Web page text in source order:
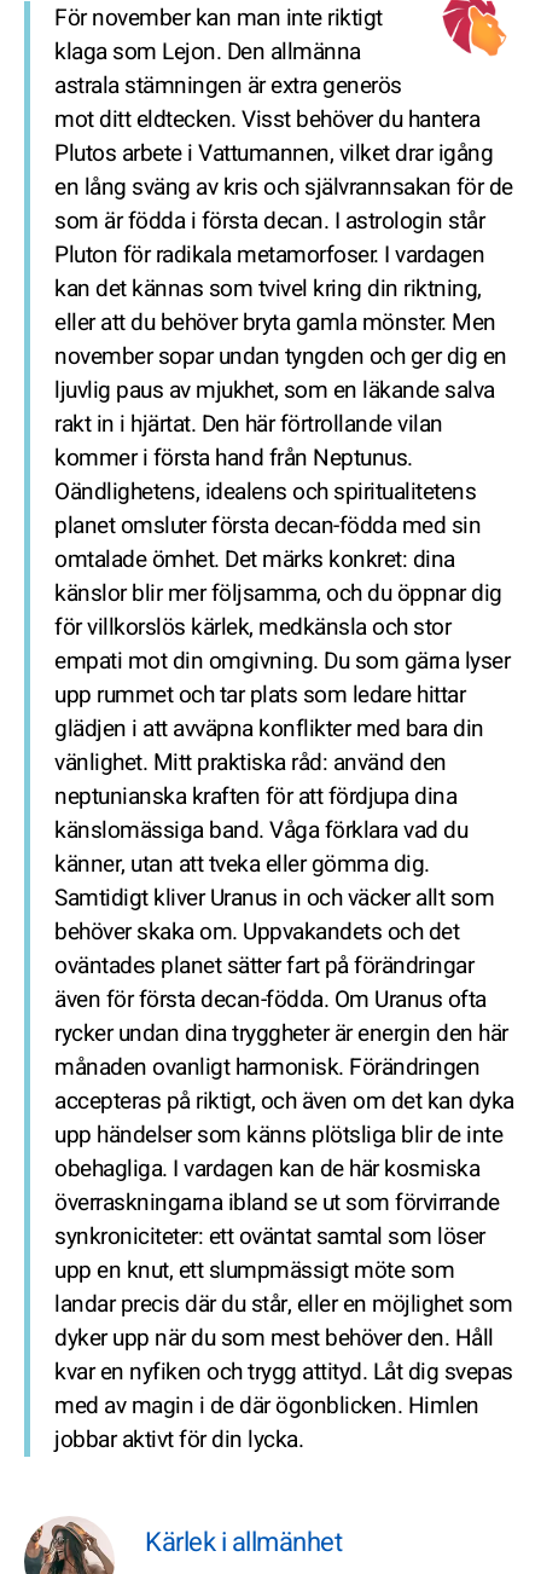
För november kan man inte riktigt
klaga som Lejon. Den allmänna
astrala stämningen är extra generös
mot ditt eldtecken. Visst behöver du hantera
Plutos arbete i Vattumannen, vilket drar igång
en lång sväng av kris och självrannsakan för de
som är födda i första decan. I astrologin står
Pluton för radikala metamorfoser. I vardagen
kan det kännas som tvivel kring din riktning,
eller att du behöver bryta gamla mönster. Men
november sopar undan tyngden och ger dig en
ljuvlig paus av mjukhet, som en läkande salva
rakt in i hjärtat. Den här förtrollande vilan
kommer i första hand från Neptunus.
Oändlighetens, idealens och spiritualitetens
planet omsluter första decan-födda med sin
omtalade ömhet. Det märks konkret: dina
känslor blir mer följsamma, och du öppnar dig
för villkorslös kärlek, medkänsla och stor
empati mot din omgivning. Du som gärna lyser
upp rummet och tar plats som ledare hittar
glädjen i att avväpna konflikter med bara din
vänlighet. Mitt praktiska råd: använd den
neptunianska kraften för att fördjupa dina
känslomässiga band. Våga förklara vad du
känner, utan att tveka eller gömma dig.
Samtidigt kliver Uranus in och väcker allt som
behöver skaka om. Uppvakandets och det
oväntades planet sätter fart på förändringar
även för första decan-födda. Om Uranus ofta
rycker undan dina tryggheter är energin den här
månaden ovanligt harmonisk. Förändringen
accepteras på riktigt, och även om det kan dyka
upp händelser som känns plötsliga blir de inte
obehagliga. I vardagen kan de här kosmiska
överraskningarna ibland se ut som förvirrande
synkroniciteter: ett oväntat samtal som löser
upp en knut, ett slumpmässigt möte som
landar precis där du står, eller en möjlighet som
dyker upp när du som mest behöver den. Håll
kvar en nyfiken och trygg attityd. Låt dig svepas
med av magin i de där ögonblicken. Himlen
jobbar aktivt för din lycka.
Kärlek i allmänhet